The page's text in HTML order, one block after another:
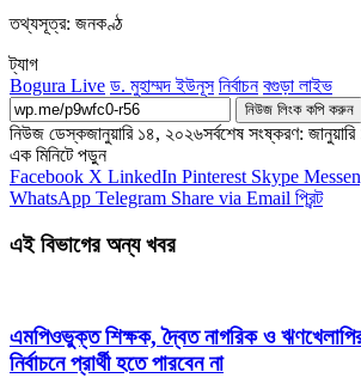
তথ্যসূত্র: জনকণ্ঠ
ট্যাগ
Bogura Live ড. মুহাম্মদ ইউনূস নির্বাচন বগুড়া লাইভ
নিউজ লিংক কপি করুন
নিউজ ডেস্কজানুয়ারি ১৪, ২০২৬সর্বশেষ সংষ্করণ:
এক মিনিটে পড়ুন
Facebook X LinkedIn Pinterest Skype
WhatsApp Telegram Share via Email প্রিন্ট
এই বিভাগের অন্য খবর
এমপিওভুক্ত শিক্ষক, দ্বৈত নাগরিক ও
নির্বাচনে প্রার্থী হতে পারবেন না